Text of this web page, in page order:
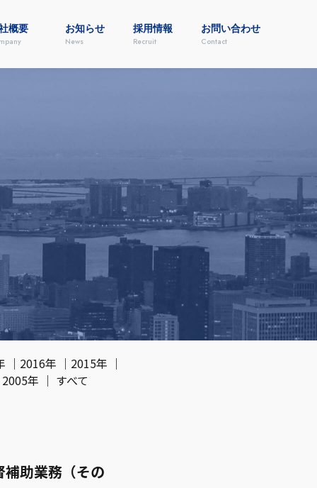
概要 お知らせ
News
採用情報
Recruit
お問い合わせ
Contact
｜ 2016年 ｜ 2015年 ｜
2005年 ｜ すべて
助業務（その